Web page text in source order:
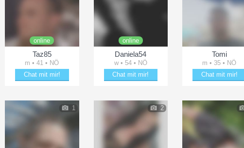
online
Taz85
m • 41 • NÖ
Chat mit mir!
online
Daniela54
w • 54 • NÖ
Chat mit mir!
Tomi
m • 35 • NÖ
Chat mit mir!
1 2